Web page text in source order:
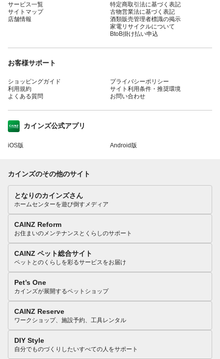
サービス一覧
サイトマップ
店舗情報
特定商取引法に基づく表記
古物営業法に基づく表記
酒類販売管理者標識の掲示
家電リサイクルについて
BtoB掛け払い申込
お客様サポート
ショッピングガイド
利用規約
よくある質問
プライバシーポリシー
サイト利用条件・推奨環境
お問い合わせ
カインズ公式アプリ
iOS版 Android版
カインズのその他のサイト
となりのカインズさん
ホームセンターを遊び倒すメディア
CAINZ Reform
お住まいのメンテナンスとくらしのサポート
CAINZ ペット総合サイト
ペットとのくらしを彩るサービスをお届け
Pet’s One
カインズが展開するペットショップ
CAINZ Reserve
ワークショップ、施設予約、工具レンタル
DIY Style
自分でものづくりしたいすべての人をサポート